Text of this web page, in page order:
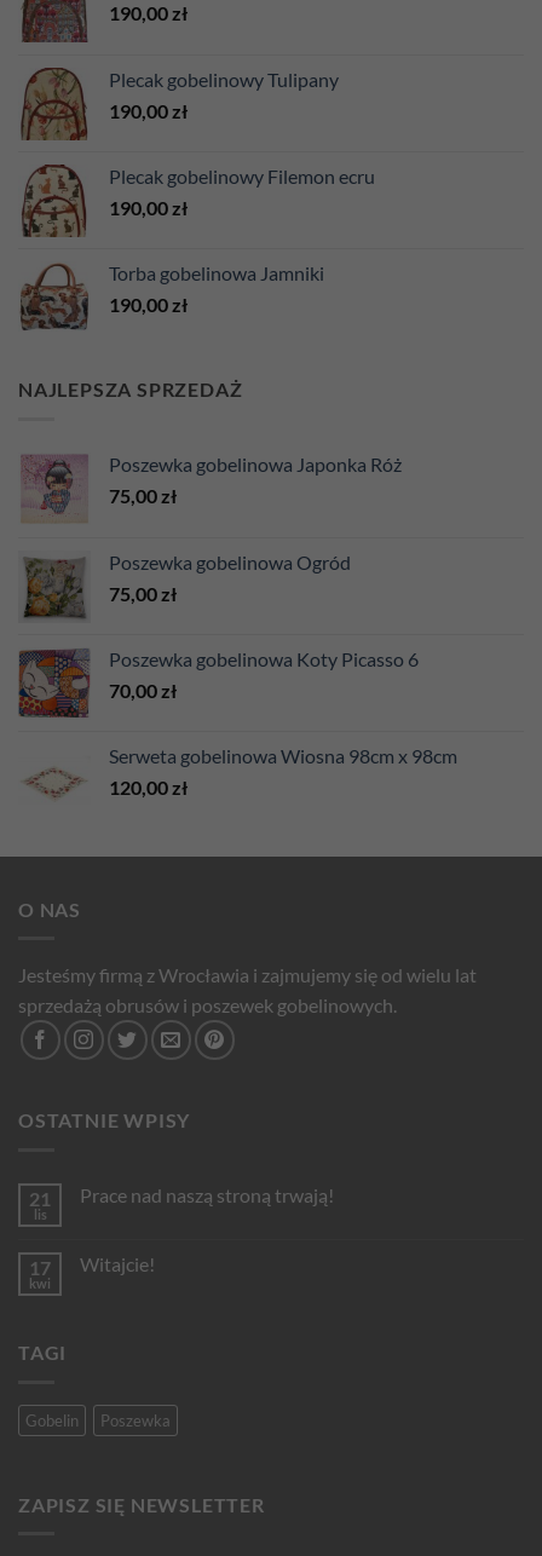
190,00 zł
Plecak gobelinowy Tulipany
190,00 zł
Plecak gobelinowy Filemon ecru
190,00 zł
Torba gobelinowa Jamniki
190,00 zł
NAJLEPSZA SPRZEDAŻ
Poszewka gobelinowa Japonka Róż
75,00 zł
Poszewka gobelinowa Ogród
75,00 zł
Poszewka gobelinowa Koty Picasso 6
70,00 zł
Serweta gobelinowa Wiosna 98cm x 98cm
120,00 zł
O NAS
Jesteśmy firmą z Wrocławia i zajmujemy się od wielu lat
sprzedażą obrusów i poszewek gobelinowych.
OSTATNIE WPISY
21
lis
Prace nad naszą stroną trwają!
Prace
17
kwi
Witajcie!
TAGI
Gobelin Poszewka
ZAPISZ SIĘ NEWSLETTER